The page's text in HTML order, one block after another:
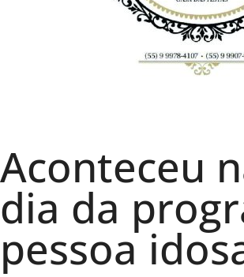
Aconteceu
dia da
pessoa